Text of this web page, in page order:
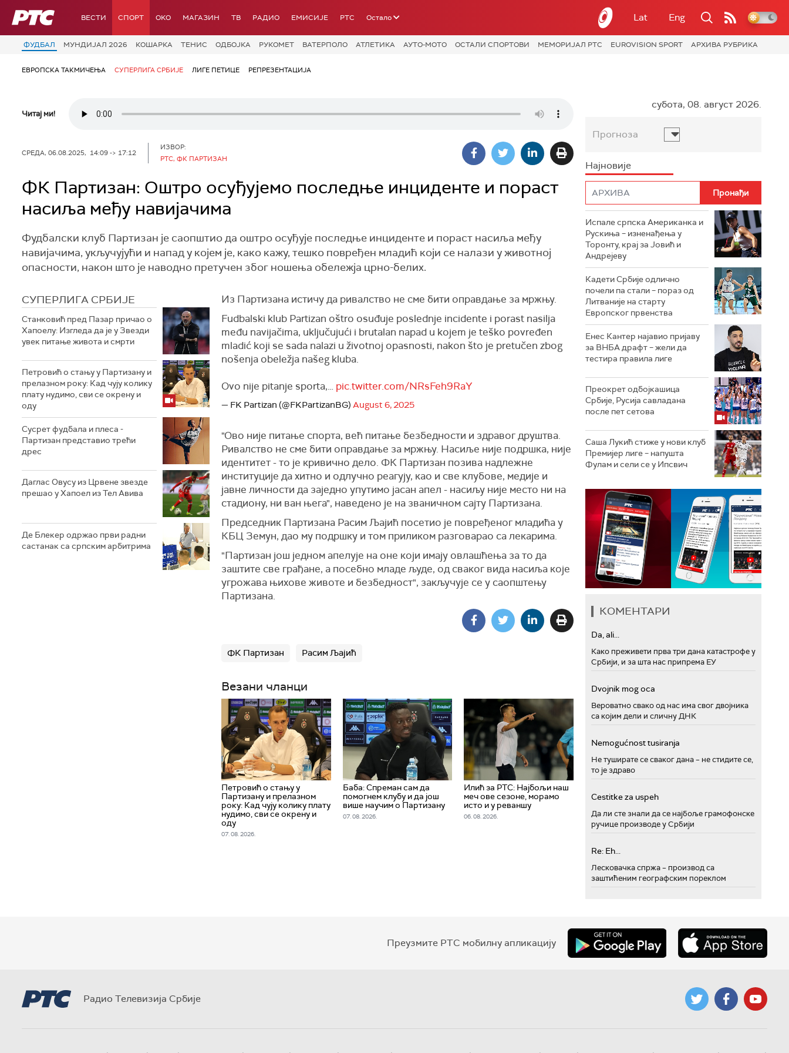
РТС ВЕСТИ СПОРТ OKO МАГАЗИН ТВ РАДИО ЕМИСИЈЕ РТС Остало Lat Eng
ФУДБАЛ МУНДИЈАЛ 2026 КОШАРКА ТЕНИС ОДБОЈКА РУКОМЕТ ВАТЕРПОЛО АТЛЕТИКА АУТО-МОТО ОСТАЛИ СПОРТОВИ МЕМОРИЈАЛ РТС EUROVISION SPORT АРХИВА РУБРИКА
ЕВРОПСКА ТАКМИЧЕЊА СУПЕРЛИГА СРБИЈЕ ЛИГЕ ПЕТИЦЕ РЕПРЕЗЕНТАЦИЈА
Читај ми!
СРЕДА, 06.08.2025, 14:09 -> 17:12
ИЗВОР:
РТС, ФК ПАРТИЗАН
ФК Партизан: Оштро осуђујемо последње инциденте и пораст
насиља међу навијачима
Фудбалски клуб Партизан је саопштио да оштро осуђује последње инциденте и пораст насиља међу
навијачима, укључујући и напад у којем је, како кажу, тешко повређен младић који се налази у животној
опасности, након што је наводно претучен због ношења обележја црно-белих.
СУПЕРЛИГА СРБИЈЕ
Станковић пред Пазар причао о
Хапоелу: Изгледа да је у Звезди
увек питање живота и смрти
Петровић о стању у Партизану и
прелазном року: Кад чују колику
плату нудимо, сви се окрену и
оду
Сусрет фудбала и плеса -
Партизан представио трећи
дрес
Даглас Овусу из Црвене звезде
прешао у Хапоел из Тел Авива
Де Блекер одржао први радни
састанак са српским арбитрима
Из Партизана истичу да ривалство не сме бити оправдање за мржњу.
Fudbalski klub Partizan oštro osuđuje poslednje incidente i porast nasilja
među navijačima, uključujući i brutalan napad u kojem je teško povređen
mladić koji se sada nalazi u životnoj opasnosti, nakon što je pretučen zbog
nošenja obeležja našeg kluba.
Ovo nije pitanje sporta,… pic.twitter.com/NRsFeh9RaY
— FK Partizan (@FKPartizanBG) August 6, 2025
"Ово није питање спорта, већ питање безбедности и здравог друштва.
Ривалство не сме бити оправдање за мржњу. Насиље није подршка, није
идентитет - то је кривично дело. ФК Партизан позива надлежне
институције да хитно и одлучно реагују, као и све клубове, медије и
јавне личности да заједно упутимо јасан апел - насиљу није место ни на
стадиону, ни ван њега", наведено је на званичном сајту Партизана.
Председник Партизана Расим Љајић посетио је повређеног младића у
КБЦ Земун, дао му подршку и том приликом разговарао са лекарима.
"Партизан још једном апелује на оне који имају овлашћења за то да
заштите све грађане, а посебно младе људе, од сваког вида насиља које
угрожава њихове животе и безбедност", закључује се у саопштењу
Партизана.
ФК Партизан Расим Љајић
Везани чланци
Петровић о стању у
Партизану и прелазном
року: Кад чују колику плату
нудимо, сви се окрену и
оду
07. 08. 2026.
Баба: Спреман сам да
помогнем клубу и да још
више научим о Партизану
07. 08. 2026.
Илић за РТС: Најбољи наш
меч ове сезоне, морамо
исто и у реваншу
06. 08. 2026.
субота, 08. август 2026.
Прогноза
Најновије
Испале српска Американка и
Рускиња – изненађења у
Торонту, крај за Јовић и
Андрејеву
Кадети Србије одлично
почели па стали – пораз од
Литваније на старту
Европског првенства
Енес Кантер најавио пријаву
за ВНБА драфт – жели да
тестира правила лиге
Преокрет одбојкашица
Србије, Русија савладана
после пет сетова
Саша Лукић стиже у нови клуб
Премијер лиге – напушта
Фулам и сели се у Ипсвич
КОМЕНТАРИ
Da, ali...
Како преживети прва три дана катастрофе у
Србији, и за шта нас припрема ЕУ
Dvojnik mog oca
Вероватно свако од нас има свог двојника
са којим дели и сличну ДНК
Nemogućnost tusiranja
Не туширате се сваког дана – не стидите се,
то је здраво
Cestitke za uspeh
Да ли сте знали да се најбоље грамофонске
ручице производе у Србији
Re: Eh...
Лесковачка спржа – производ са
заштићеним географским пореклом
Преузмите РТС мобилну апликацију
Радио Телевизија Србије